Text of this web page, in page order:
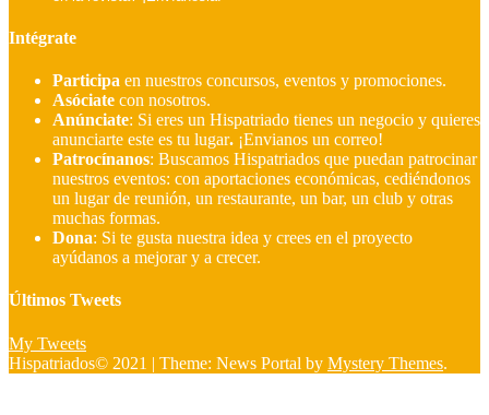
Intégrate
Participa en nuestros concursos, eventos y promociones.
Asóciate con nosotros.
Anúnciate: Si eres un Hispatriado tienes un negocio y quieres
anunciarte este es tu lugar. ¡Envianos un correo!
Patrocínanos: Buscamos Hispatriados que puedan patrocinar
nuestros eventos: con aportaciones económicas, cediéndonos
un lugar de reunión, un restaurante, un bar, un club y otras
muchas formas.
Dona: Si te gusta nuestra idea y crees en el proyecto
ayúdanos a mejorar y a crecer.
Últimos Tweets
My Tweets
Hispatriados© 2021 | Theme: News Portal by Mystery Themes.